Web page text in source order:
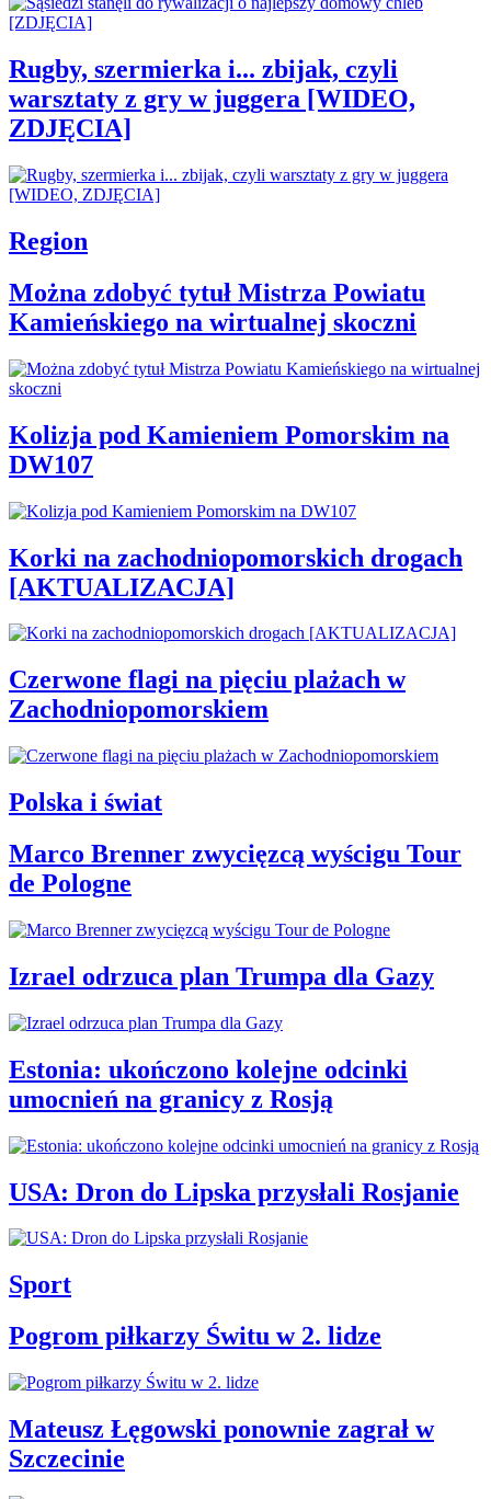
Rugby, szermierka i... zbijak, czyli
warsztaty z gry w juggera [WIDEO,
ZDJĘCIA]
Region
Można zdobyć tytuł Mistrza Powiatu
Kamieńskiego na wirtualnej skoczni
Kolizja pod Kamieniem Pomorskim na
DW107
Korki na zachodniopomorskich drogach
[AKTUALIZACJA]
Czerwone flagi na pięciu plażach w
Zachodniopomorskiem
Polska i świat
Marco Brenner zwycięzcą wyścigu Tour
de Pologne
Izrael odrzuca plan Trumpa dla Gazy
Estonia: ukończono kolejne odcinki
umocnień na granicy z Rosją
USA: Dron do Lipska przysłali Rosjanie
Sport
Pogrom piłkarzy Świtu w 2. lidze
Mateusz Łęgowski ponownie zagrał w
Szczecinie